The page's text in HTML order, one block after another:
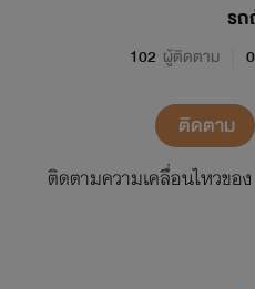
รถ
102 ผู้ติดตาม 0
ติดตาม
ติดตามความเคลื่อนไหวขอ